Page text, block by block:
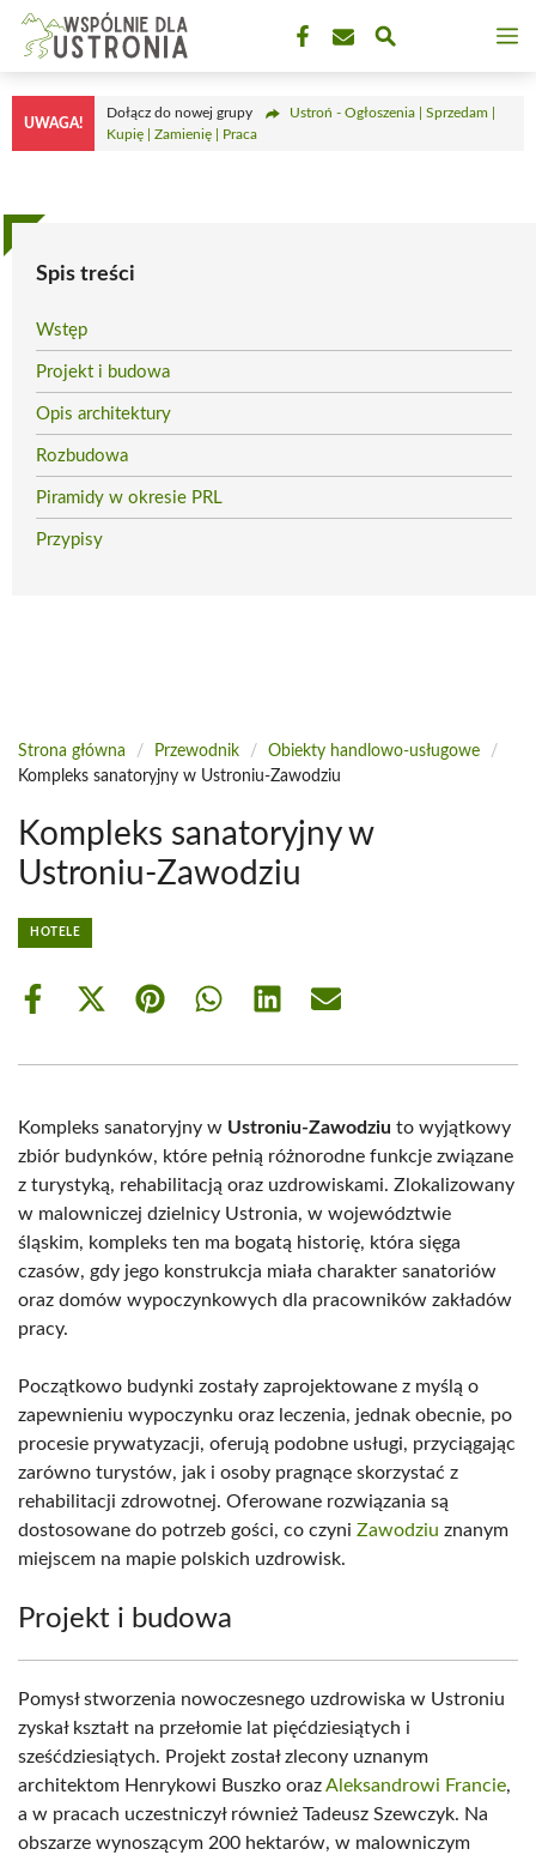
Przejdź
treści
UWAGA!
Dołącz do nowej grupy
Ustroń - Ogłoszenia | Sprzedam |
Kupię | Zamienię | Praca
Spis treści
Wstęp
Projekt i budowa
Opis architektury
Rozbudowa
Piramidy w okresie PRL
Przypisy
Strona główna / Przewodnik / Obiekty handlowo-usługowe
/
Kompleks sanatoryjny w Ustroniu-Zawodziu
Kompleks sanatoryjny w
Ustroniu-Zawodziu
HOTELE
Share
Share
(Twitter)
Share Share Share Share
Kompleks sanatoryjny w Ustroniu-Zawodziu to wyjątkowy
zbiór budynków, które pełnią różnorodne funkcje związane
z turystyką, rehabilitacją oraz uzdrowiskami. Zlokalizowany
w malowniczej dzielnicy Ustronia, w województwie
śląskim, kompleks ten ma bogatą historię, która sięga
czasów, gdy jego konstrukcja miała charakter sanatoriów
oraz domów wypoczynkowych dla pracowników zakładów
pracy.
Początkowo budynki zostały zaprojektowane z myślą o
zapewnieniu wypoczynku oraz leczenia, jednak obecnie, po
procesie prywatyzacji, oferują podobne usługi, przyciągając
zarówno turystów, jak i osoby pragnące skorzystać z
rehabilitacji zdrowotnej. Oferowane rozwiązania są
dostosowane do potrzeb gości, co czyni Zawodziu znanym
miejscem na mapie polskich uzdrowisk.
Projekt i budowa
Pomysł stworzenia nowoczesnego uzdrowiska w Ustroniu
zyskał kształt na przełomie lat pięćdziesiątych i
sześćdziesiątych. Projekt został zlecony uznanym
architektom Henrykowi Buszko orazAleksandrowi Francie,
a w pracach uczestniczył również Tadeusz Szewczyk. Na
obszarze wynoszącym 200 hektarów, w malowniczym